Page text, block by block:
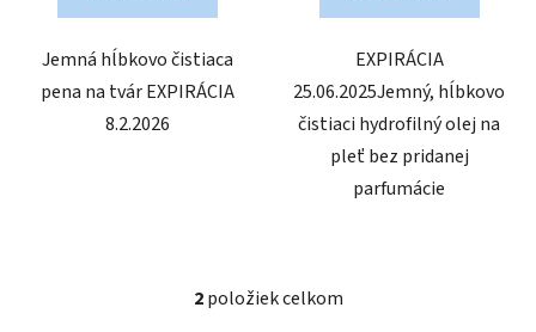
Jemná hĺbkovo čistiaca
pena na tvár EXPIRÁCIA
8.2.2026
EXPIRÁCIA
25.06.2025Jemný, hĺbkovo
čistiaci hydrofilný olej na
pleť bez pridanej
parfumácie
O
2položiek celkom